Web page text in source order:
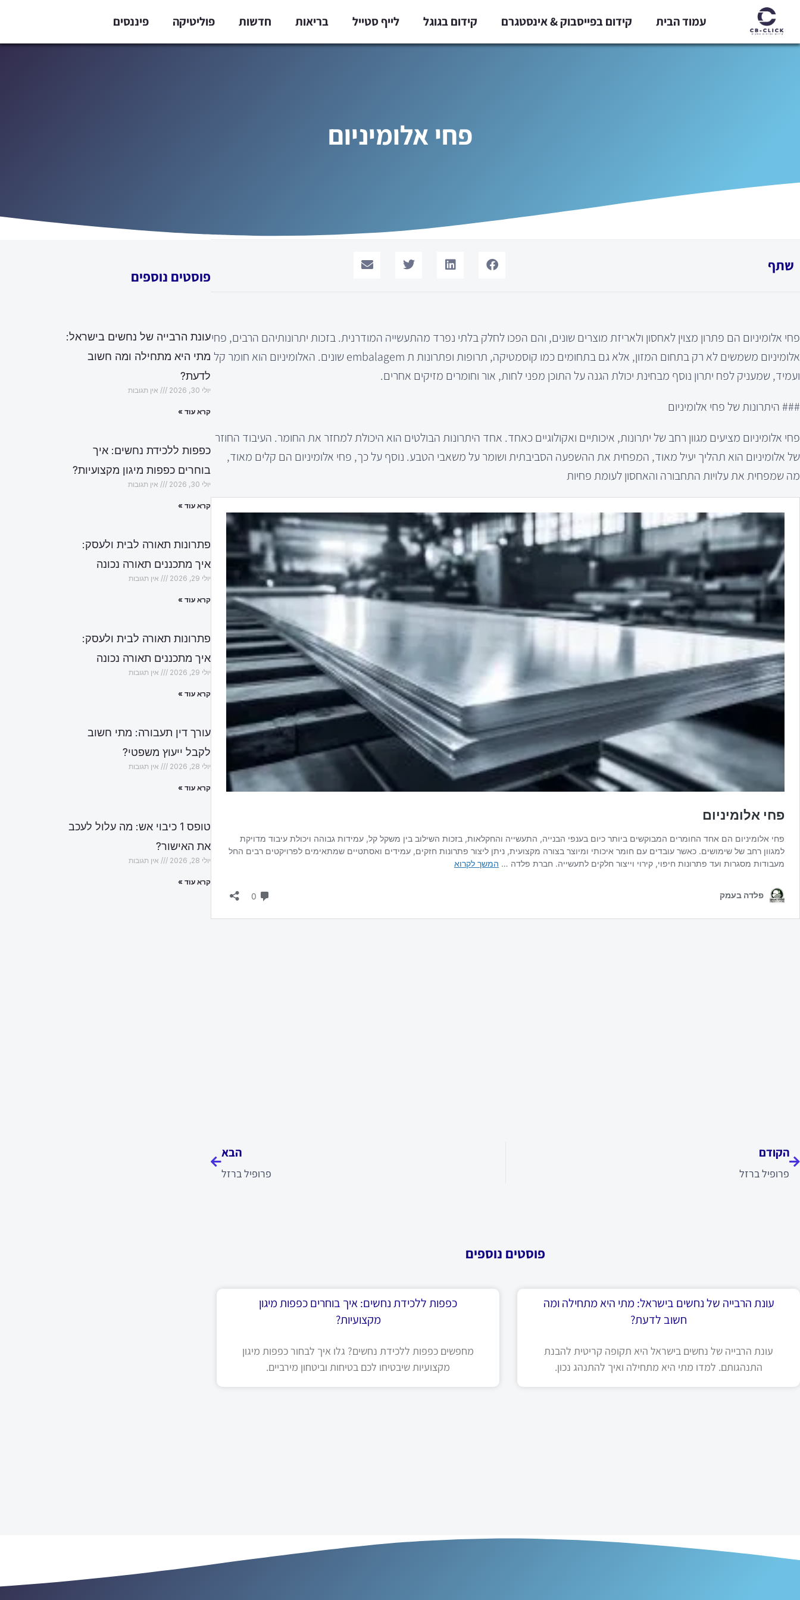
לתוכן
עמוד הבית קידום בפייסבוק & אינסטגרם קידום בגוגל לייף סטייל בריאות חדשות פוליטיקה פיננסים
פחי אלומיניום
שתף
פחי אלומיניום הם פתרון מצוין לאחסון ולאריזת מוצרים שונים, והם הפכו לחלק בלתי נפרד מהתעשייה המודרנית. בזכות יתרונותיהם הרבים, פחי
אלומיניום משמשים לא רק בתחום המזון, אלא גם בתחומים כמו קוסמטיקה, תרופות ופתרונות ת embalagem שונים. האלומיניום הוא חומר קל
ועמיד, שמעניק לפח יתרון נוסף מבחינת יכולת הגנה על התוכן מפני לחות, אור וחומרים מזיקים אחרים.
### היתרונות של פחי אלומיניום
פחי אלומיניום מציעים מגוון רחב של יתרונות, איכותיים ואקולוגיים כאחד. אחד היתרונות הבולטים הוא היכולת למחזר את החומר. העיבוד החוזר
של אלומיניום הוא תהליך יעיל מאוד, המפחית את ההשפעה הסביבתית ושומר על משאבי הטבע. נוסף על כך, פחי אלומיניום הם קלים מאוד,
מה שמפחית את עלויות התחבורה והאחסון לעומת פחיות
הקודם
פרופיל ברזל
הבא
פרופיל ברזל
פוסטים נוספים
עונת הרבייה של נחשים בישראל: מתי היא מתחילה ומה
חשוב לדעת?
עונת הרבייה של נחשים בישראל היא תקופה קריטית להבנת
התנהגותם. למדו מתי היא מתחילה ואיך להתנהג נכון.
כפפות ללכידת נחשים: איך בוחרים כפפות מיגון
מקצועיות?
מחפשים כפפות ללכידת נחשים? גלו איך לבחור כפפות מיגון
מקצועיות שיבטיחו לכם בטיחות וביטחון מירביים.
פוסטים נוספים
עונת הרבייה של נחשים בישראל:
מתי היא מתחילה ומה חשוב
לדעת?
יולי 30, 2026 אין תגובות
קרא עוד »
כפפות ללכידת נחשים: איך
בוחרים כפפות מיגון מקצועיות?
יולי 30, 2026 אין תגובות
קרא עוד »
פתרונות תאורה לבית ולעסק:
איך מתכננים תאורה נכונה
יולי 29, 2026 אין תגובות
קרא עוד »
פתרונות תאורה לבית ולעסק:
איך מתכננים תאורה נכונה
יולי 29, 2026 אין תגובות
קרא עוד »
עורך דין תעבורה: מתי חשוב
לקבל ייעוץ משפטי?
יולי 28, 2026 אין תגובות
קרא עוד »
טופס 1 כיבוי אש: מה עלול לעכב
את האישור?
יולי 28, 2026 אין תגובות
קרא עוד »